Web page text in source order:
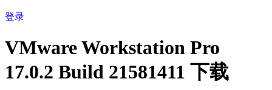
登录
VMware Workstation Pro
17.0.2 Build 21581411 下载